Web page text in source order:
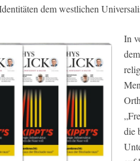
dem westlichen
In
die